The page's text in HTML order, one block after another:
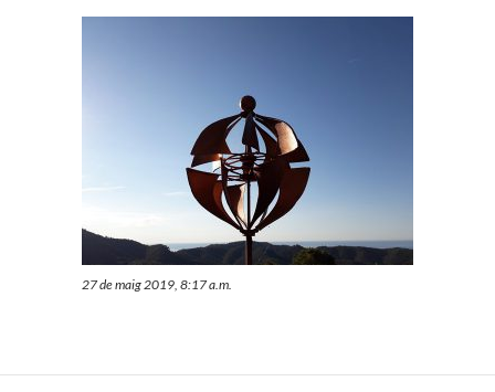
27 de maig 2019, 8:17 a.m.